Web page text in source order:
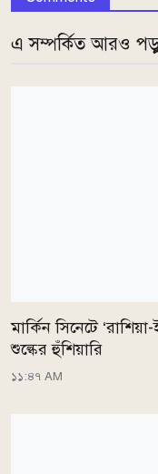
এ সম্পর্কিত আরও
মার্কিন সিনেটে
শুল্কের হুঁশিয়ারি
১১:৪৭ AM